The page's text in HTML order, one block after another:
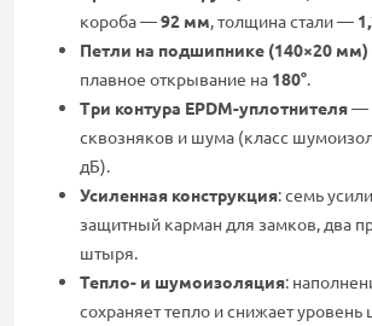
короба —92 мм, толщина стали —
Петли на подшипнике (140×20 мм)
плавное открывание на 180°.
Три контура EPDM-уплотнителя—
сквозняков и шума (класс
дБ).
Усиленная конструкция: семь
защитный карман для замков, два
штыря.
Тепло- и шумоизоляция:
сохраняет тепло и снижает уровень